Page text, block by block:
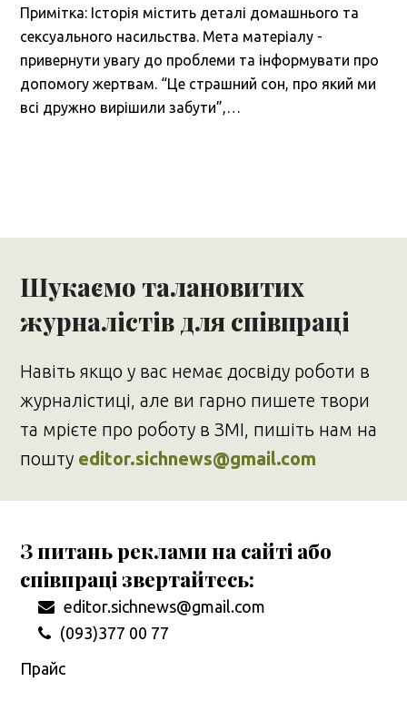
Примітка: Історія містить деталі домашнього та
сексуального насильства. Мета матеріалу -
привернути увагу до проблеми та інформувати про
допомогу жертвам. “Це страшний сон, про який ми
всі дружно вирішили забути”,…
Шукаємо талановитих
журналістів для співпраці
Навіть якщо у вас немає досвіду роботи в
журналістиці, але ви гарно пишете твори
та мрієте про роботу в ЗМІ, пишіть нам на
пошту editor.sichnews@gmail.com
З питань реклами на сайті або
співпраці звертайтесь:
editor.sichnews@gmail.com
(093)377 00 77
Прайс